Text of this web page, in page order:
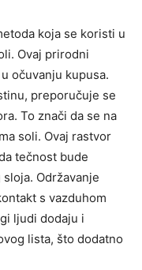
koja se koristi u
Ovaj prirodni
očuvanju kupusa.
preporučuje se
To znači da se na
soli. Ovaj rastvor
tečnost bude
Održavanje
s vazduhom
ljudi dodaju i
lista, što dodatno